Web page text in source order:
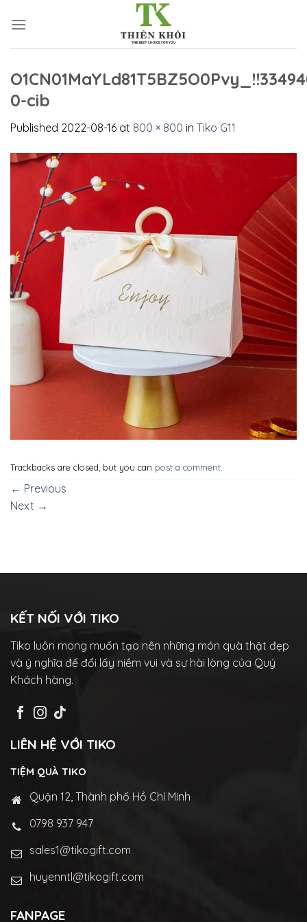
0-cib
Published 2022-08-16 at 800 × 800 in Tiko G11
Trackbacks are closed, but you can post a comment.
← Previous
Next →
KẾT NỐI VỚI TIKO
Tiko luôn mong muốn tạo nên những món quà thật đẹp
và ý nghĩa để đổi lấy niềm vui và sự hài lòng của Quý
Khách hàng.
LIÊN HỆ VỚI TIKO
TIỆM QUÀ TIKO
Quận 12, Thành phố Hồ Chí Minh
0798 937 947
sales1@tikogift.com
huyenntl@tikogift.com
FANPAGE